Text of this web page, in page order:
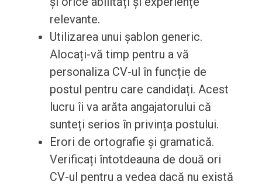
relevante.
Utilizarea unui șablon generic.
Alocați-vă timp pentru a vă
personaliza CV-ul în funcție de
postul pentru care candidați. Acest
lucru îi va arăta angajatorului că
sunteți serios în privința postului.
Erori de ortografie și gramatică.
Verificați întotdeauna de două ori
CV-ul pentru a vedea dacă nu există